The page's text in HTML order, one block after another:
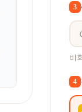
3
비
4